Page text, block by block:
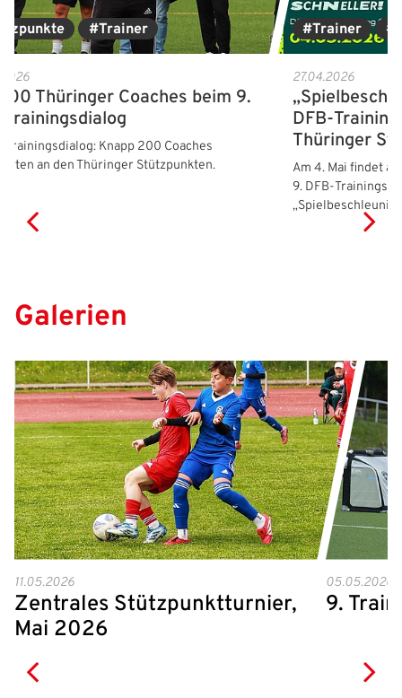
#Trainer
Thüringer Coaches beim 9.
Knapp 200 Coaches
an den Thüringer Stützpunkten.
#Trainer
27.04.2026
Thüringer
Am 4. Mai findet
9.
Galerien
11.05.2026
Zentrales Stützpunktturnier,
Mai 2026
05.05.2026
9.